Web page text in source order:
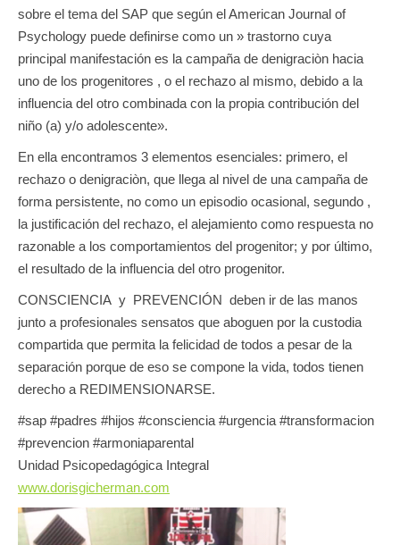
sobre el tema del SAP que según el American Journal of
Psychology puede definirse como un » trastorno cuya
principal manifestación es la campaña de denigraciòn hacia
uno de los progenitores , o el rechazo al mismo, debido a la
influencia del otro combinada con la propia contribución del
niño (a) y/o adolescente».
En ella encontramos 3 elementos esenciales: primero, el
rechazo o denigraciòn, que llega al nivel de una campaña de
forma persistente, no como un episodio ocasional, segundo ,
la justificación del rechazo, el alejamiento como respuesta no
razonable a los comportamientos del progenitor; y por último,
el resultado de la influencia del otro progenitor.
CONSCIENCIA y PREVENCIÓN deben ir de las manos
junto a profesionales sensatos que aboguen por la custodia
compartida que permita la felicidad de todos a pesar de la
separación porque de eso se compone la vida, todos tienen
derecho a REDIMENSIONARSE.
#sap #padres #hijos #consciencia #urgencia #transformacion
#prevencion #armoniaparental
Unidad Psicopedagógica Integral
www.dorisgicherman.com